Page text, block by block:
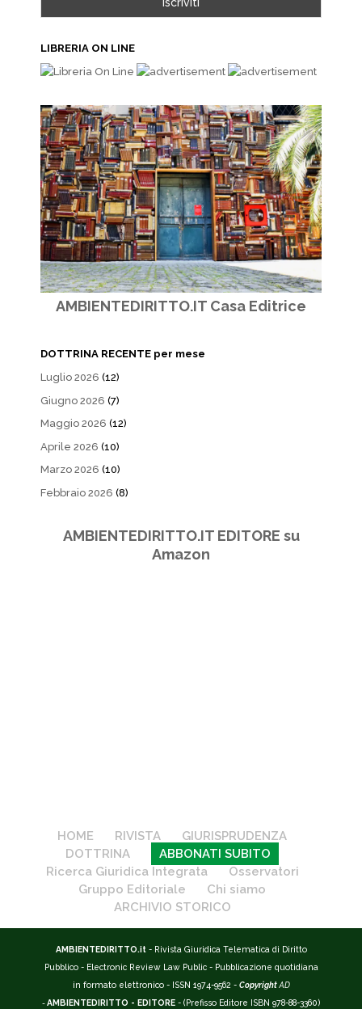
LIBRERIA ON LINE
AMBIENTEDIRITTO.IT Casa Editrice
DOTTRINA RECENTE per mese
Luglio 2026 (12)
Giugno 2026 (7)
Maggio 2026 (12)
Aprile 2026 (10)
Marzo 2026 (10)
Febbraio 2026 (8)
AMBIENTEDIRITTO.IT EDITORE su
Amazon
HOME RIVISTA
GIURISPRUDENZA
DOTTRINA
ABBONATI SUBITO
Ricerca Giuridica Integrata
Osservatori
Gruppo Editoriale
Chi siamo
ARCHIVIO STORICO
AMBIENTEDIRITTO.it - Rivista Giuridica Telematica di Diritto
Pubblico - Electronic Review Law Public - Pubblicazione quotidiana
in formato elettronico - ISSN 1974-9562 - Copyright AD
-AMBIENTEDIRITTO - EDITORE - (Prefisso Editore ISBN 978-88-3360)